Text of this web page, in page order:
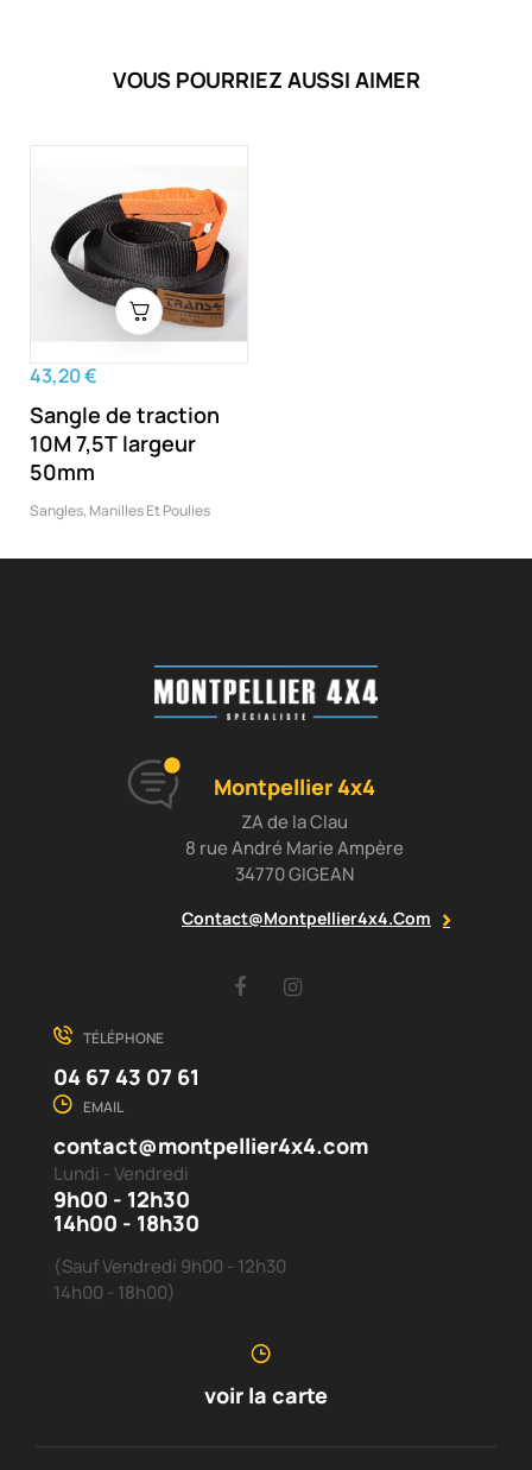
VOUS POURRIEZ AUSSI AIMER
43,20 €
Sangle de traction
10M 7,5T largeur
50mm
Sangles, Manilles Et Poulies
Montpellier 4x4
ZA de la Clau
8 rue André Marie Ampère
34770 GIGEAN
Contact@montpellier4x4.com
Facebook
TÉLÉPHONE
04 67 43 07 61
EMAIL
contact@montpellier4x4.com
Lundi - Vendredi
9h00 - 12h30
14h00 - 18h30
(Sauf Vendredi 9h00 - 12h30
14h00 - 18h00)
voir la carte